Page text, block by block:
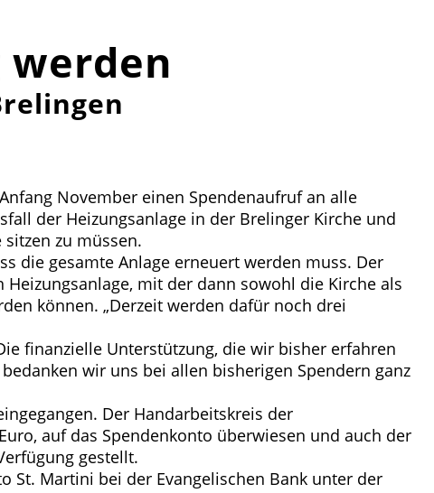
November einen Spendenaufruf an alle
der Heizungsanlage in der Brelinger Kirche und
zu müssen.
die gesamte Anlage erneuert werden muss. Der
mit der dann sowohl die Kirche als
können. „Derzeit werden dafür noch drei
finanzielle Unterstützung, die wir bisher erfahren
wir uns bei allen bisherigen Spendern ganz
Der Handarbeitskreis der
auf das Spendenkonto überwiesen und auch der
gestellt.
St. Martini bei der Evangelischen Bank unter der